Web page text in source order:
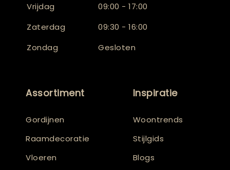
Vrijdag
09:00 - 17:00
Zaterdag
09:30 - 16:00
Zondag
Gesloten
Assortiment
Gordijnen
Raamdecoratie
Vloeren
Inspiratie
Woontrends
Stijlgids
Blogs